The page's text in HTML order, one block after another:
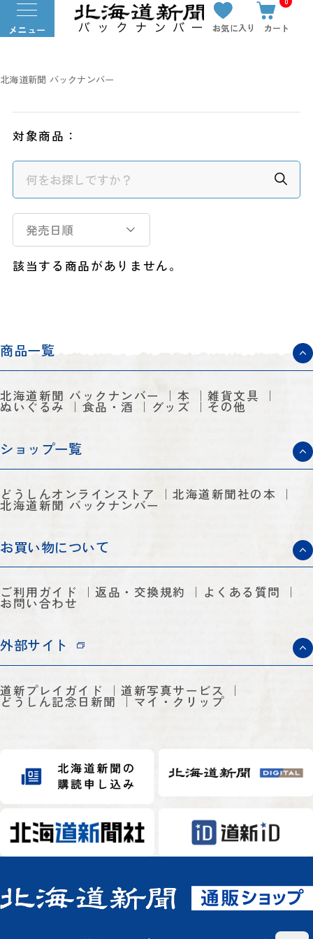
メニュー お気に入り カート
北海道新聞 バックナンバー
対象商品：
発売日順
該当する商品がありません。
商品一覧
北海道新聞 バックナンバー 本 雑貨文具
ぬいぐるみ 食品・酒 グッズ その他
ショップ一覧
どうしんオンラインストア 北海道新聞社の本
北海道新聞 バックナンバー
お買い物について
ご利用ガイド 返品・交換規約 よくある質問
お問い合わせ
外部サイト
道新プレイガイド 道新写真サービス
どうしん記念日新聞 マイ・クリップ